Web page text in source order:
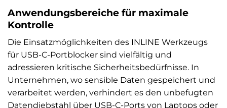
Anwendungsbereiche für maximale
Kontrolle
Die Einsatzmöglichkeiten des INLINE Werkzeugs
für USB-C-Portblocker sind vielfältig und
adressieren kritische Sicherheitsbedürfnisse. In
Unternehmen, wo sensible Daten gespeichert und
verarbeitet werden, verhindert es den unbefugten
Datendiebstahl über USB-C-Ports von Laptops oder